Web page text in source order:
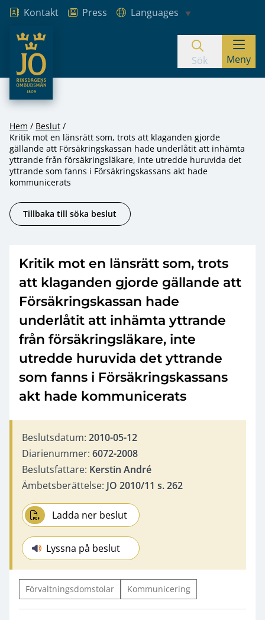
Hoppa till innehåll
Kontakt Press
Languages
JO – Riksdagens Ombudsmän
Sök Meny
Hem
Beslut
Kritik mot en länsrätt som, trots att klaganden gjorde
gällande att Försäkringskassan hade underlåtit att inhämta
yttrande från försäkringsläkare, inte utredde huruvida det
yttrande som fanns i Försäkringskassans akt hade
kommunicerats
Tillbaka till söka beslut
Kritik mot en länsrätt som, trots
att klaganden gjorde gällande att
Försäkringskassan hade
underlåtit att inhämta yttrande
från försäkringsläkare, inte
utredde huruvida det yttrande
som fanns i Försäkringskassans
akt hade kommunicerats
Beslutsdatum: 2010-05-12
Diarienummer: 6072-2008
Beslutsfattare: Kerstin André
Ämbetsberättelse: JO 2010/11 s. 262
Ladda ner beslut
Lyssna på beslut
Förvaltningsdomstolar Kommunicering